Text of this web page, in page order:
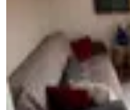
Türkiye Emlak ERGİN
Ara